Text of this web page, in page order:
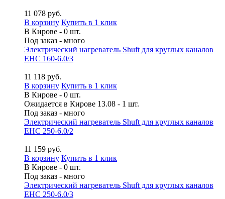
11 078 руб.
В корзину Купить в 1 клик
В Кирове - 0 шт.
Под заказ - много
Электрический нагреватель Shuft для круглых каналов
EHC 160-6.0/3
11 118 руб.
В корзину Купить в 1 клик
В Кирове - 0 шт.
Ожидается в Кирове 13.08 - 1 шт.
Под заказ - много
Электрический нагреватель Shuft для круглых каналов
EHC 250-6.0/2
11 159 руб.
В корзину Купить в 1 клик
В Кирове - 0 шт.
Под заказ - много
Электрический нагреватель Shuft для круглых каналов
EHC 250-6.0/3